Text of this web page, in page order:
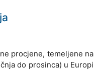
procjene, temeljene na
do prosinca) u Europi